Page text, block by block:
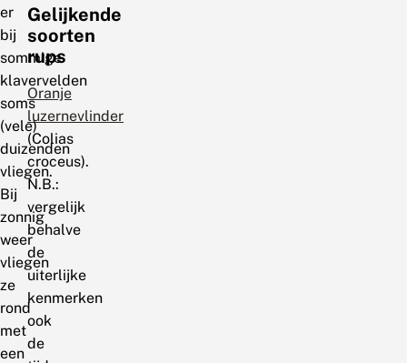
er
bij
sommige
klavervelden
soms
(vele)
duizenden
vliegen.
Bij
zonnig
weer
vliegen
ze
rond
met
een
Gelijkende
soorten
rups
Oranje
luzernevlinder
(Colias
croceus).
N.B.:
vergelijk
behalve
de
uiterlijke
kenmerken
ook
de